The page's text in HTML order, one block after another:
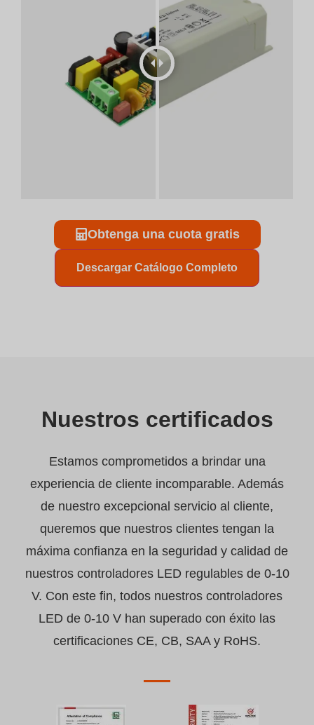
Obtenga una cuota gratis
Descargar Catálogo Completo
Nuestros certificados
Estamos comprometidos a brindar una
experiencia de cliente incomparable. Además
de nuestro excepcional servicio al cliente,
queremos que nuestros clientes tengan la
máxima confianza en la seguridad y calidad de
nuestros controladores LED regulables de 0-10
V. Con este fin, todos nuestros controladores
LED de 0-10 V han superado con éxito las
certificaciones CE, CB, SAA y RoHS.